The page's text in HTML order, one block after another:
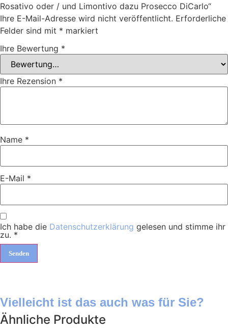
Rosativo oder / und Limontivo dazu Prosecco DiCarlo“
Ihre E-Mail-Adresse wird nicht veröffentlicht. Erforderliche
Felder sind mit * markiert
Ihre Bewertung *
Ihre Rezension *
Name *
E-Mail *
Ich habe die Datenschutzerklärung gelesen und stimme ihr
zu. *
Vielleicht ist das auch was für Sie?
Ähnliche Produkte